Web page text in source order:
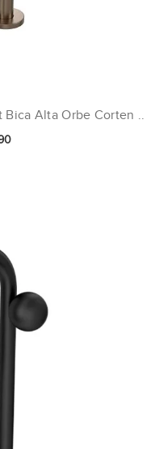
Bica Alta Orbe Corten ..